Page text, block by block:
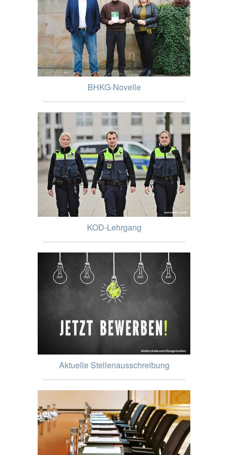
BHKG-Novelle
KOD-Lehrgang
Aktuelle Stellenausschreibung